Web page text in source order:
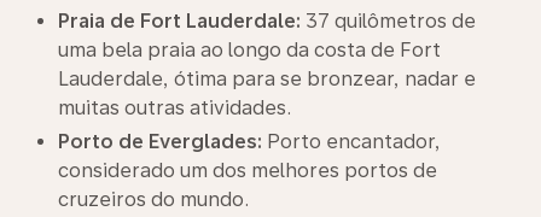
Praia de Fort Lauderdale: 37 quilômetros de
uma bela praia ao longo da costa de Fort
Lauderdale, ótima para se bronzear, nadar e
muitas outras atividades.
Porto de Everglades: Porto encantador,
considerado um dos melhores portos de
cruzeiros do mundo.